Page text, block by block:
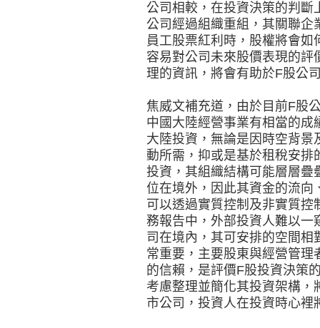
公司相較，在投資決策的判
公司經過組織重組，其關聯
員工股票紅利時，股權將會
容易對公司未來股價表現的
理的資訊，將會有助於F股公
焦威文補充道，由於目前F股
中國大陸經營事業有相當的
大陸投資，無論是因時空背
動所需，抑或是基於租稅安排
投資，其組織結構可能層層疊
位在境外，因此其資金的流
可以透過實質控制及非實質
務報告中，外部投資人難以一
司在境內，其可安排的空間
常重要，主要股東與經營管
的信賴，是評價F股投資決策
考慮整理並簡化其投資架構
市公司，投資人在投資時心裡